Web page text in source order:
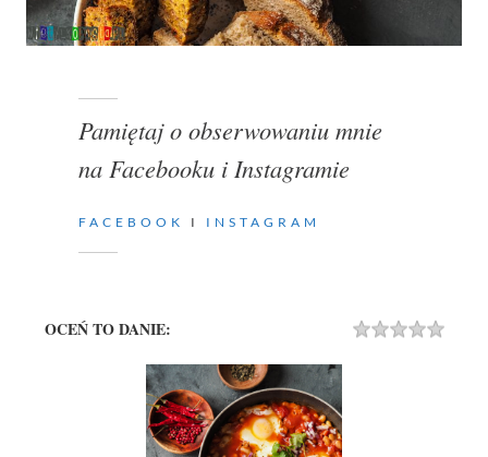
Pamiętaj o obserwowaniu mnie
na Facebooku i Instagramie
FACEBOOK I INSTAGRAM
OCEŃ TO DANIE: Rating